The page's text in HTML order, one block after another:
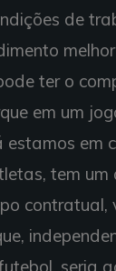
de
ter o
em um
estamos em
tem um
contratual,
seria